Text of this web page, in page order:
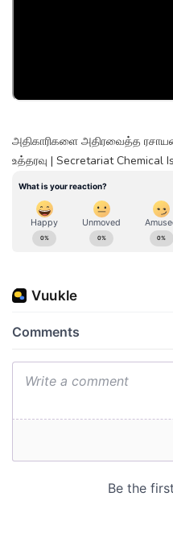
அதிகாரிகளை அதிரவைத்த
உத்தரவு | Secretariat Chemical